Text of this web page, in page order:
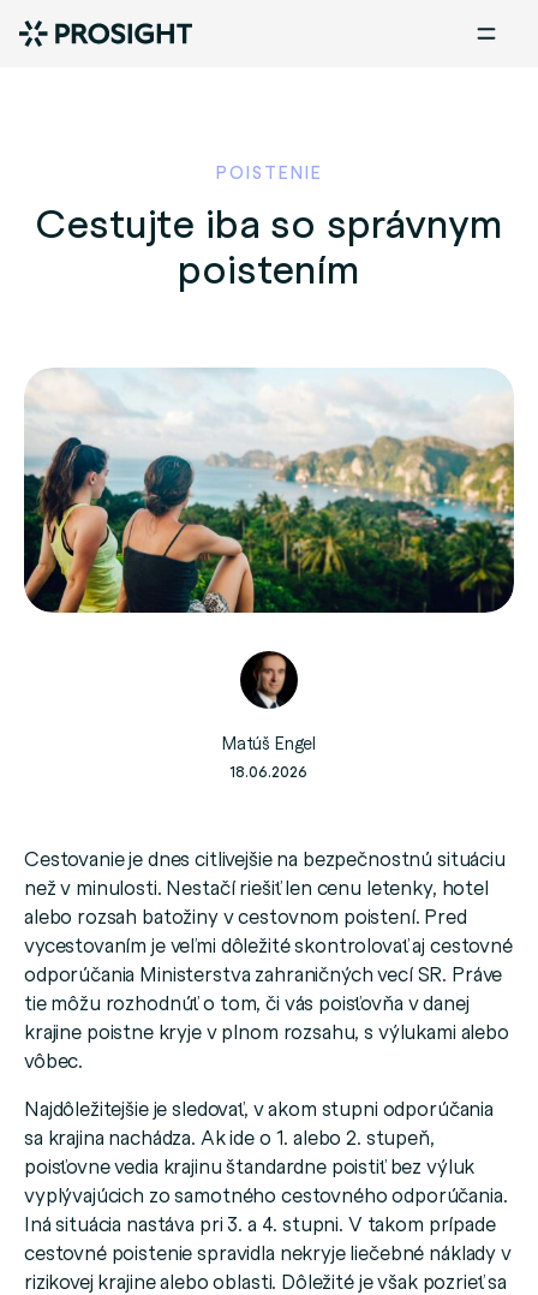
POISTENIE
Cestujte iba so správnym
poistením
Matúš Engel
18.06.2026
Cestovanie je dnes citlivejšie na bezpečnostnú situáciu
než v minulosti. Nestačí riešiť len cenu letenky, hotel
alebo rozsah batožiny v cestovnom poistení. Pred
vycestovaním je veľmi dôležité skontrolovať aj cestovné
odporúčania Ministerstva zahraničných vecí SR. Práve
tie môžu rozhodnúť o tom, či vás poisťovňa v danej
krajine poistne kryje v plnom rozsahu, s výlukami alebo
vôbec.
Najdôležitejšie je sledovať, v akom stupni odporúčania
sa krajina nachádza. Ak ide o 1. alebo 2. stupeň,
poisťovne vedia krajinu štandardne poistiť bez výluk
vyplývajúcich zo samotného cestovného odporúčania.
Iná situácia nastáva pri 3. a 4. stupni. V takom prípade
cestovné poistenie spravidla nekryje liečebné náklady v
rizikovej krajine alebo oblasti. Dôležité je však pozrieť sa